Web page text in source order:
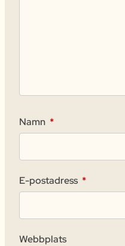
Namn *
E-postadress *
Webbplats